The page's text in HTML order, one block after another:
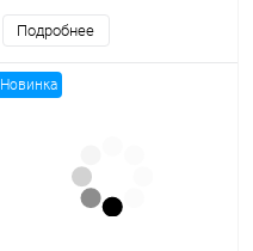
Подробнее
Новинка